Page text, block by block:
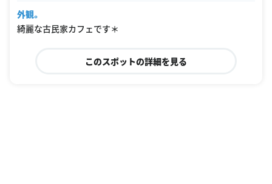
外観。
綺麗な古民家カフェです＊
このスポットの詳細を見る